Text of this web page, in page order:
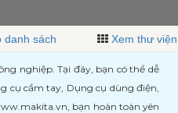
danh sách Xem thư viện
nghiệp. Tại đây, bạn có thể dễ
cụ cầm tay, Dụng cụ dùng điện,
bạn hoàn toàn yên